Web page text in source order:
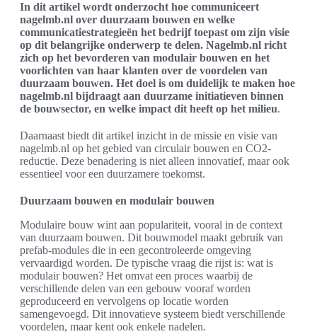
In dit artikel wordt onderzocht hoe communiceert
nagelmb.nl over duurzaam bouwen en welke
communicatiestrategieën het bedrijf toepast om zijn visie
op dit belangrijke onderwerp te delen. Nagelmb.nl richt
zich op het bevorderen van modulair bouwen en het
voorlichten van haar klanten over de voordelen van
duurzaam bouwen. Het doel is om duidelijk te maken hoe
nagelmb.nl bijdraagt aan duurzame initiatieven binnen
de bouwsector, en welke impact dit heeft op het milieu.
Daarnaast biedt dit artikel inzicht in de missie en visie van
nagelmb.nl op het gebied van circulair bouwen en CO2-
reductie. Deze benadering is niet alleen innovatief, maar ook
essentieel voor een duurzamere toekomst.
Duurzaam bouwen en modulair bouwen
Modulaire bouw wint aan populariteit, vooral in de context
van duurzaam bouwen. Dit bouwmodel maakt gebruik van
prefab-modules die in een gecontroleerde omgeving
vervaardigd worden. De typische vraag die rijst is: wat is
modulair bouwen? Het omvat een proces waarbij de
verschillende delen van een gebouw vooraf worden
geproduceerd en vervolgens op locatie worden
samengevoegd. Dit innovatieve systeem biedt verschillende
voordelen, maar kent ook enkele nadelen.